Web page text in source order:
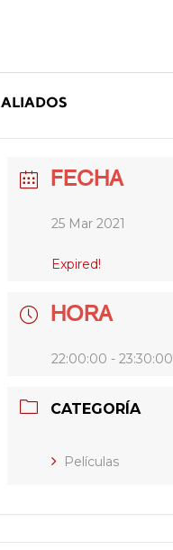
ALIADOS
FECHA
25 Mar 2021
Expired!
HORA
22:00:00 - 23:30:00
CATEGORÍA
Películas